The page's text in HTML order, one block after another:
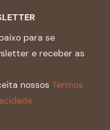
para se
e receber as
nossos Termos